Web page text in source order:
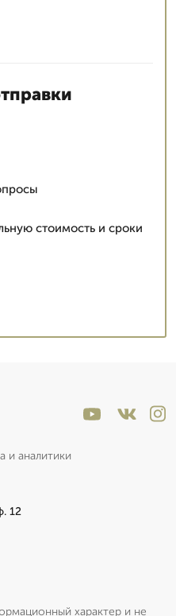
стоимость и сроки
и аналитики
12
характер и не